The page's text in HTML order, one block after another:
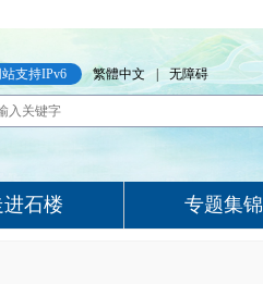
站支持IPv6 繁體中文 无障碍
进石楼 专题集锦